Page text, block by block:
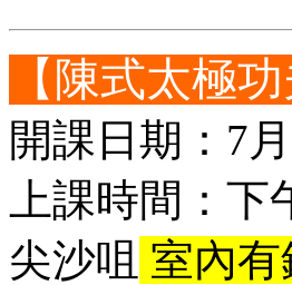
【陳式太極功
開課日期：7
上課時間：下
尖沙咀 室內有